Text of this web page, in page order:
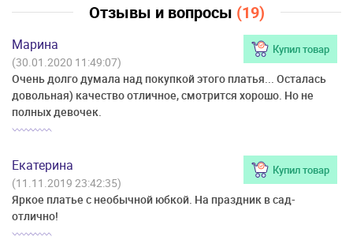
Отзывы и вопросы (19)
Марина Купил товар
(30.01.2020 11:49:07)
Очень долго думала над покупкой этого платья... Осталась
довольная) качество отличное, смотрится хорошо. Но не
полных девочек.
Екатерина Купил товар
(11.11.2019 23:42:35)
Яркое платье с необычной юбкой. На праздник в сад-
отлично!